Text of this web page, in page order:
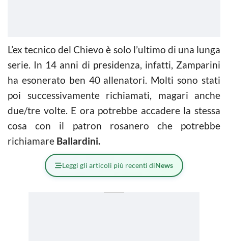
L’ex tecnico del Chievo è solo l’ultimo di una lunga
serie. In 14 anni di presidenza, infatti, Zamparini
ha esonerato ben 40 allenatori. Molti sono stati
poi successivamente richiamati, magari anche
due/tre volte. E ora potrebbe accadere la stessa
cosa con il patron rosanero che potrebbe
richiamare Ballardini.
Leggi gli articoli più recenti diNews